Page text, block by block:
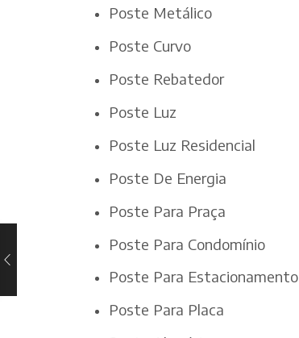
Poste Metálico
Poste Curvo
Poste Rebatedor
Poste Luz
Poste Luz Residencial
Poste De Energia
Poste Para Praça
Poste Para Condomínio
Poste Para Estacionamento
Poste Para Placa